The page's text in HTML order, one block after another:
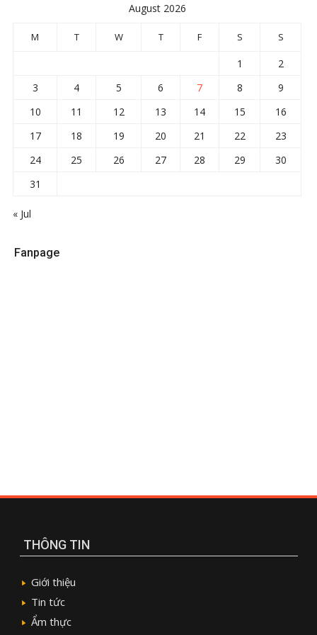
August 2026
M T W T F S S
1
2
3
4 5 6 7 8
9
10
11 12 13 14 15
16
17
18 19 20 21 22
23
24
25 26 27 28 29
30
31
« Jul
Fanpage
THÔNG TIN
Giới thiệu
Tin tức
Ẩm thực